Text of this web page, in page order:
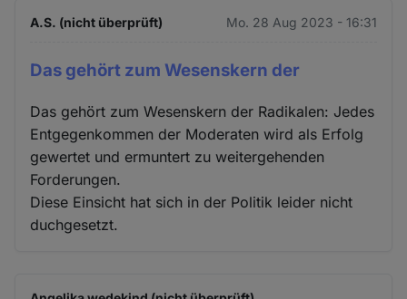
A.S. (nicht überprüft) Mo. 28 Aug 2023 - 16:31
Das gehört zum Wesenskern der
Das gehört zum Wesenskern der Radikalen: Jedes
Entgegenkommen der Moderaten wird als Erfolg
gewertet und ermuntert zu weitergehenden
Forderungen.
Diese Einsicht hat sich in der Politik leider nicht
duchgesetzt.